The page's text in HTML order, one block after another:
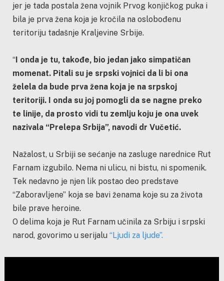
jer je tada postala žena vojnik Prvog konjičkog puka i
bila je prva žena koja je kročila na oslobođenu
teritoriju tadašnje Kraljevine Srbije.
“I onda je tu, takođe, bio jedan jako simpatičan
momenat. Pitali su je srpski vojnici da li bi ona
želela da bude prva žena koja je na srpskoj
teritoriji. I onda su joj pomogli da se nagne preko
te linije, da prosto vidi tu zemlju koju je ona uvek
nazivala “Prelepa Srbija”, navodi dr Vučetić.
Nažalost, u Srbiji se sećanje na zasluge narednice Rut
Farnam izgubilo. Nema ni ulicu, ni bistu, ni spomenik.
Tek nedavno je njen lik postao deo predstave
“Zaboravljene” koja se bavi ženama koje su za života
bile prave heroine.
O delima koja je Rut Farnam učinila za Srbiju i srpski
narod, govorimo u serijalu “Ljudi za ljude”.